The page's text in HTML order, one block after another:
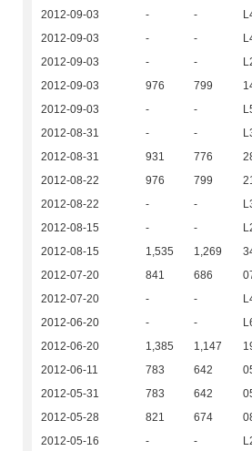
2012-09-03
- -
2012-09-03
- -
2012-09-03
- -
2012-09-03
976 799
2012-09-03
- -
2012-08-31
- -
2012-08-31
931 776
2012-08-22
976 799
2012-08-22
- -
2012-08-15
- -
2012-08-15
1,535 1,269
2012-07-20
841 686
2012-07-20
- -
2012-06-20
- -
2012-06-20
1,385 1,147
2012-06-11
783 642
2012-05-31
783 642
2012-05-28
821 674
2012-05-16
- -